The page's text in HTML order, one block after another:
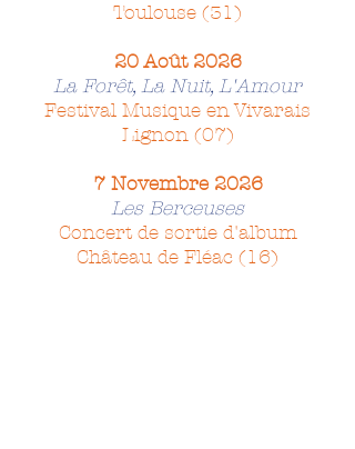
Toulouse (31)
20 Août 2026
La Forêt, La Nuit, L'Amour
Festival Musique en Vivarais
Lignon (07)
7 Novembre 2026
Les Berceuses
Concert de sortie d'album
Château de Fléac (16)